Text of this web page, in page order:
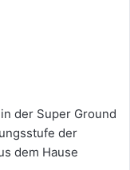
der Super Ground
der
dem Hause